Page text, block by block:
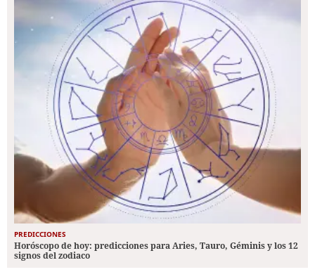
PREDICCIONES
Horóscopo de hoy: predicciones para Aries, Tauro, Géminis y los 12
signos del zodiaco